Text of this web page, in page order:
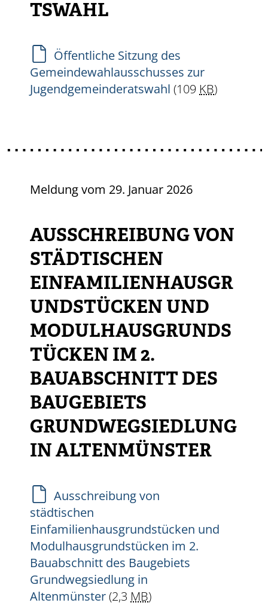
TSWAHL
Öffentliche Sitzung des
Gemeindewahlausschusses zur
Jugendgemeinderatswahl (109 KB)
Meldung vom 29. Januar 2026
AUSSCHREIBUNG VON
STÄDTISCHEN
EINFAMILIENHAUSGR
UNDSTÜCKEN UND
MODULHAUSGRUNDS
TÜCKEN IM 2.
BAUABSCHNITT DES
BAUGEBIETS
GRUNDWEGSIEDLUNG
IN ALTENMÜNSTER
Ausschreibung von
städtischen
Einfamilienhausgrundstücken und
Modulhausgrundstücken im 2.
Bauabschnitt des Baugebiets
Grundwegsiedlung in
Altenmünster(2,3 MB)